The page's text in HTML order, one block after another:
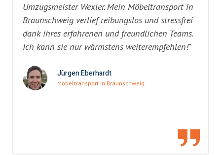
Umzugsmeister Wexler. Mein Möbeltransport in
Braunschweig verlief reibungslos und stressfrei
dank ihres erfahrenen und freundlichen Teams.
Ich kann sie nur wärmstens weiterempfehlen!"
Jürgen Eberhardt
Möbeltransport in Braunschweig